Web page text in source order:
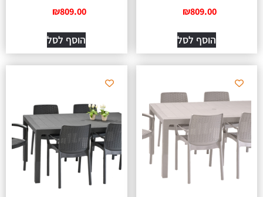
₪809.00
הוסף לסל
₪809.00
הוסף לסל